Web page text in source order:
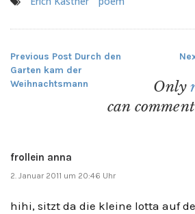
Previous Post Durch den
Garten kam der
Weihnachtsmann
Only
can
frollein anna
2. Januar 2011 um 20:46 Uhr
hihi, sitzt da die kleine lotta auf